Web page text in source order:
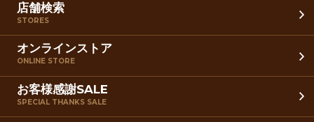
店舗検索
STORES
オンラインストア
ONLINE STORE
お客様感謝SALE
SPECIAL THANKS SALE